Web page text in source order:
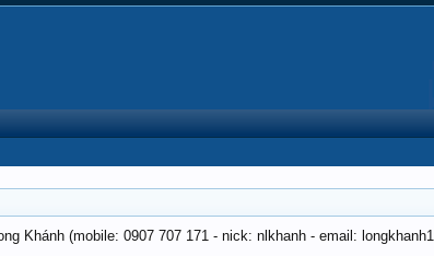
Khánh (mobile: 0907 707 171 - nick: nlkhanh - email: